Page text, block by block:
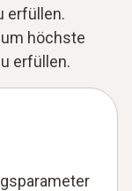
erfüllen.
höchste
erfüllen.